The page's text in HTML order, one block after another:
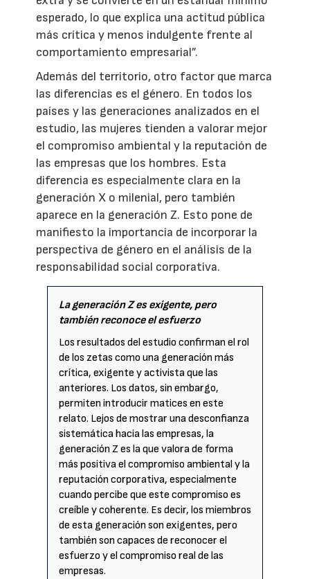
esperado, lo que explica una actitud pública
más crítica y menos indulgente frente al
comportamiento empresarial”.
Además del territorio, otro factor que marca
las diferencias es el género. En todos los
países y las generaciones analizados en el
estudio, las mujeres tienden a valorar mejor
el compromiso ambiental y la reputación de
las empresas que los hombres. Esta
diferencia es especialmente clara en la
generación X o milenial, pero también
aparece en la generación Z. Esto pone de
manifiesto la importancia de incorporar la
perspectiva de género en el análisis de la
responsabilidad social corporativa.
La generación Z es exigente, pero
también reconoce el esfuerzo
Los resultados del estudio confirman el rol
de los zetas como una generación más
crítica, exigente y activista que las
anteriores. Los datos, sin embargo,
permiten introducir matices en este
relato. Lejos de mostrar una desconfianza
sistemática hacia las empresas, la
generación Z es la que valora de forma
más positiva el compromiso ambiental y la
reputación corporativa, especialmente
cuando percibe que este compromiso es
creíble y coherente. Es decir, los miembros
de esta generación son exigentes, pero
también son capaces de reconocer el
esfuerzo y el compromiso real de las
empresas.